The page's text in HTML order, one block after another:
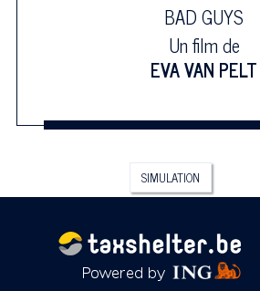
BAD GUYS
Un film de
EVA VAN PELT
SIMULATION